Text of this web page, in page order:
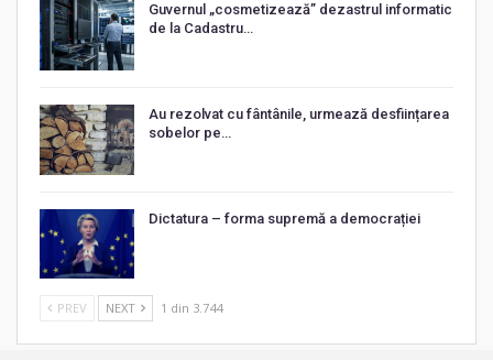
Guvernul „cosmetizează” dezastrul informatic
de la Cadastru…
Au rezolvat cu fântânile, urmează desființarea
sobelor pe…
Dictatura – forma supremă a democrației
PREV NEXT 1 din 3.744